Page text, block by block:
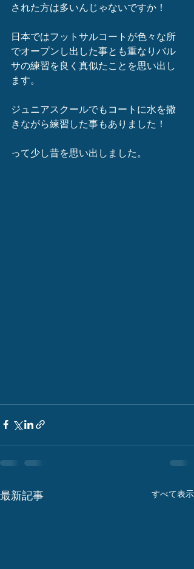
された方は多いんじゃないですか！
日本ではフットサルコートが色々な所
でオープンし出した事とも重なりバル
サの練習を良く真似たことを思い出し
ます。
ジュニアスクールでもコートに水を撒
きながら練習した事もありました！
って少し昔を思い出しました。
最新記事 すべて表示